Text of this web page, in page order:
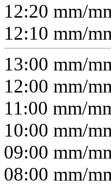
12:20 mm/
12:10 mm/
13:00 mm/
12:00 mm/
11:00 mm/
10:00 mm/
09:00 mm/
08:00 mm/